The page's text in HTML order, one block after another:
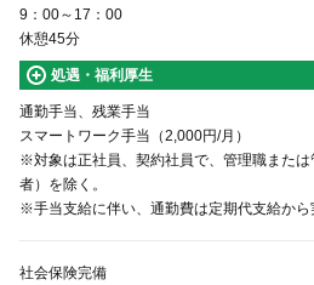
9：00～17：00
休憩45分
処遇・福利厚生
通勤手当、残業手当
スマートワーク手当（2,000円/月）
※対象は正社員、契約社員で、管理職また
者）を除く。
※手当支給に伴い、通勤費は定期代支給から
社会保険完備